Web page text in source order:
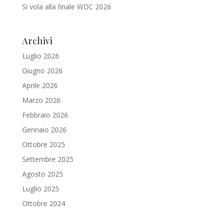
Si vola alla finale WDC 2026
Archivi
Luglio 2026
Giugno 2026
Aprile 2026
Marzo 2026
Febbraio 2026
Gennaio 2026
Ottobre 2025
Settembre 2025
Agosto 2025
Luglio 2025
Ottobre 2024